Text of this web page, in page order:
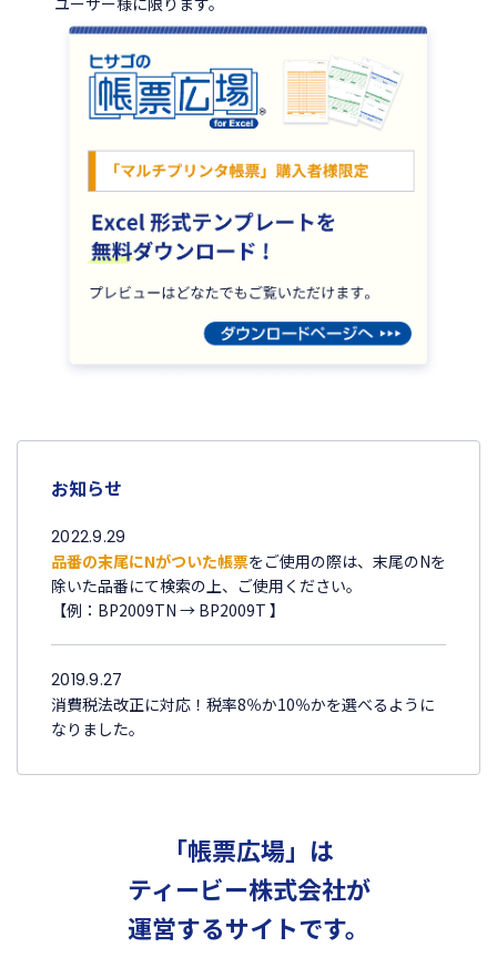
お知らせ
2022.9.29
品番の末尾にNがついた帳票をご使用の際は、末尾のNを
除いた品番にて検索の上、ご使用ください。
【例：BP2009TN → BP2009T 】
2019.9.27
消費税法改正に対応！税率8％か10％かを選べるように
なりました。
「帳票広場」は
ティービー株式会社が
運営するサイトです。